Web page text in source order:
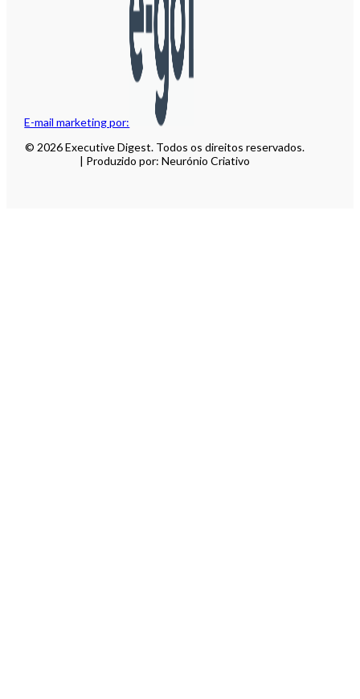
E-mail marketing por:
© 2026 Executive Digest. Todos os direitos reservados.
| Produzido por: Neurónio Criativo